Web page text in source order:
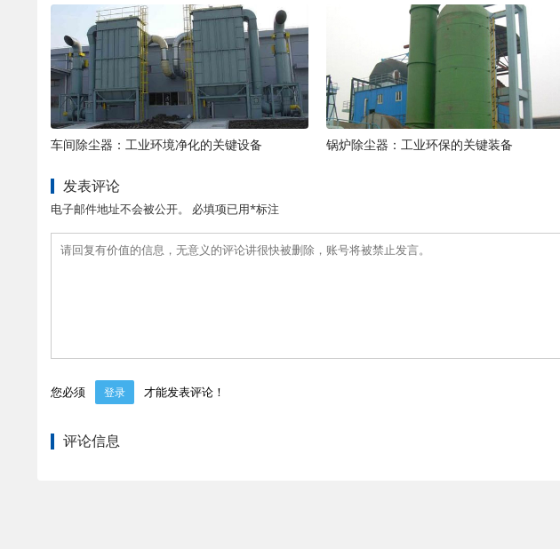
车间除尘器：工业环境净化的关键设备 锅炉除尘器：工业环保的关键装备
发表评论
电子邮件地址不会被公开。 必填项已用*标注
您必须 登录 才能发表评论！
评论信息